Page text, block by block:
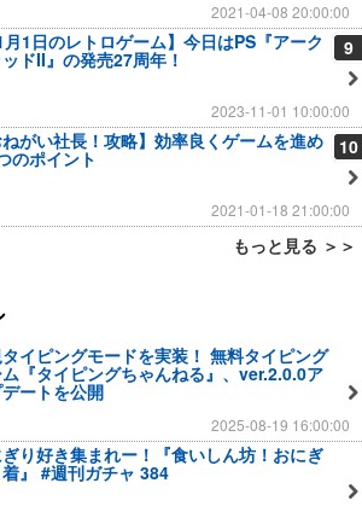
2021-04-08 20:00:00
9
月1日のレトロゲーム】今日はPS『アーク
ドII』の発売27周年！
2023-11-01 10:00:00
10
ねがい社長！攻略】効率良くゲームを進め
のポイント
2021-01-18 21:00:00
もっと見る ＞＞
イピングモードを実装！ 無料タイピング
『タイピングちゃんねる』、ver.2.0.0ア
ートを公開
2025-08-19 16:00:00
り好き集まれー！『食いしん坊！おにぎ
着』 #週刊ガチャ 384